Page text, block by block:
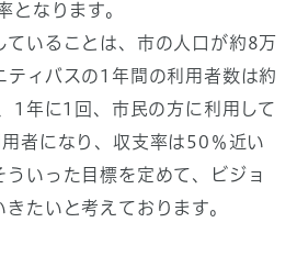
となります。
ていることは、市の人口が約8万
ティバスの1年間の利用者数は約
1年に1回、市民の方に利用して
者になり、収支率は50％近い
ういった目標を定めて、ビジョ
たいと考えております。